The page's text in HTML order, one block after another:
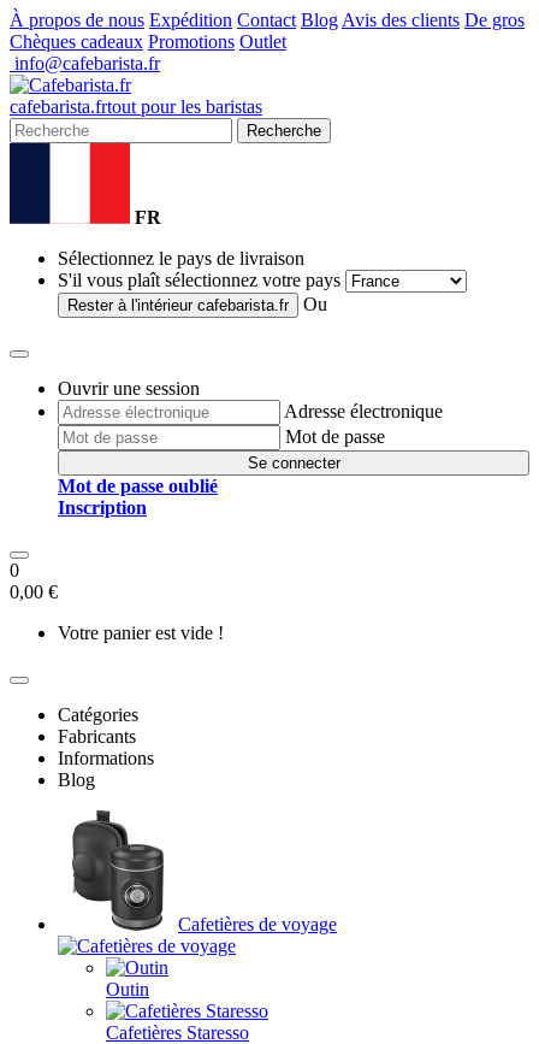
À propos de nous Expédition Contact Blog Avis des clients De gros
Chèques cadeaux Promotions Outlet
info@cafebarista.fr
cafebarista.frtout pour les baristas
Recherche
FR
Sélectionnez le pays de livraison
S'il vous plaît sélectionnez votre pays
Rester à l'intérieur cafebarista.fr Ou
Ouvrir une session
Adresse électronique
Mot de passe
Se connecter
Mot de passe oublié
Inscription
0
0,00 €
Votre panier est vide !
Catégories
Fabricants
Informations
Blog
Cafetières de voyage
Outin
Cafetières Staresso